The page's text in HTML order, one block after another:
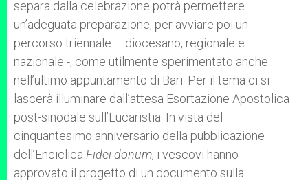
separa dalla celebrazione potrà permettere
un’adeguata preparazione, per avviare poi un
percorso triennale – diocesano, regionale e
nazionale -, come utilmente sperimentato anche
nell’ultimo appuntamento di Bari. Per il tema ci si
lascerà illuminare dall’attesa Esortazione Apostolica
post-sinodale sull’Eucaristia. In vista del
cinquantesimo anniversario della pubblicazione
dell’Enciclica Fidei donum, i vescovi hanno
approvato il progetto di un documento sulla